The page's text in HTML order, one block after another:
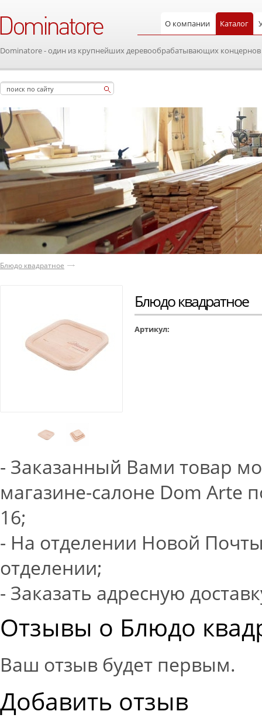
О компании Каталог
Dominatore - один из крупнейших деревообрабатывающих
Блюдо квадратное
Блюдо квадратное
Артикул:
- Заказанный Вами товар
магазине-салоне Dom Arte
16;
- На отделении Новой
отделении;
- Заказать адресную
Отзывы о Блюдо
Ваш отзыв будет первым.
Добавить отзыв